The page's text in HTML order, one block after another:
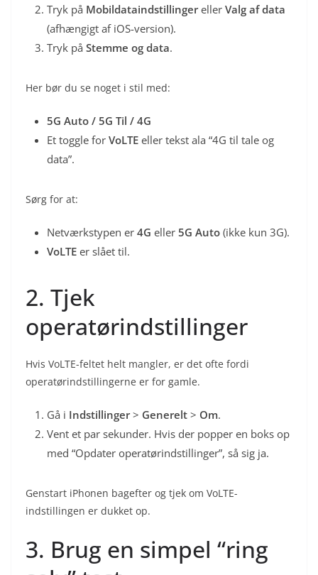
Tryk på Mobildataindstillingereller Valg af data
(afhængigt af iOS-version).
Tryk på Stemme og data.
Her bør du se noget i stil med:
5G Auto / 5G Til / 4G
Et toggle for VoLTE eller tekst ala “4G til tale og
data”.
Sørg for at:
Netværkstypen er 4G eller 5G Auto (ikke kun 3G).
VoLTE er slået til.
2. Tjek
operatørindstillinger
Hvis VoLTE-feltet helt mangler, er det ofte fordi
operatørindstillingerne er for gamle.
Gå i Indstillinger> Generelt > Om.
Vent et par sekunder. Hvis der popper en boks op
med “Opdater operatørindstillinger”, så sig ja.
Genstart iPhonen bagefter og tjek om VoLTE-
indstillingen er dukket op.
3. Brug en simpel “ring